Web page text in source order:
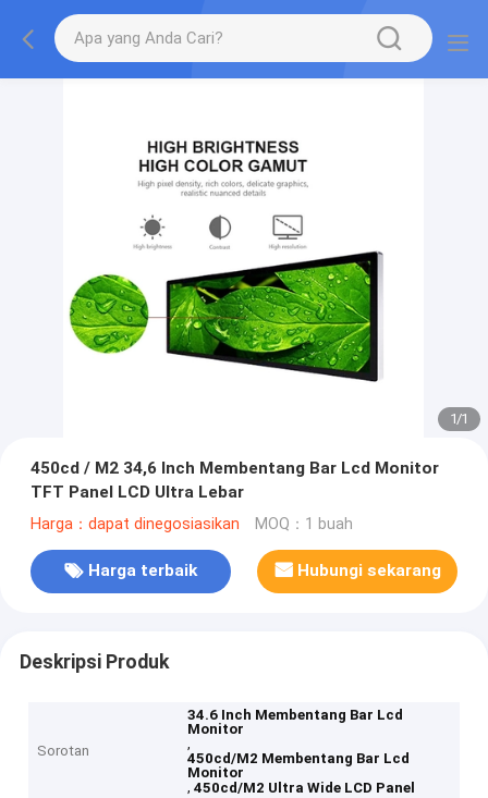
1/1
450cd / M2 34,6 Inch Membentang Bar Lcd Monitor
TFT Panel LCD Ultra Lebar
Harga：dapat dinegosiasikan MOQ：1 buah
Harga terbaik Hubungi sekarang
Deskripsi Produk
Sorotan
34.6 Inch Membentang Bar Lcd
Monitor
,
450cd/M2 Membentang Bar Lcd
Monitor
,450cd/M2 Ultra Wide LCD Panel